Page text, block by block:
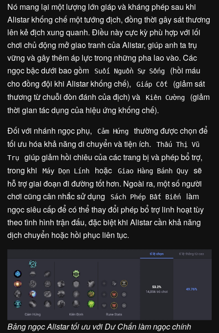
Nó mang lại một lượng lớn giáp và kháng phép sau khi
Alistar khống chế một tướng địch, đồng thời gây sát thương
lên kẻ địch xung quanh. Điều này cực kỳ phù hợp với lối
chơi chủ động mở giao tranh của Alistar, giúp anh ta trụ
vững và gây thêm áp lực trong những pha lao vào. Các
ngọc bậc dưới bao gồm
Suối Nguồn Sự Sống
(hồi máu
cho đồng đội khi Alistar khống chế),
Giáp Cốt
(giảm sát
thương từ chuỗi đòn đánh của địch) và
Kiên Cường
(giảm
thời gian tác dụng của hiệu ứng khống chế).
Đối với nhánh ngọc phụ,
Cảm Hứng
thường được chọn để
tối ưu hóa khả năng di chuyển và tiện ích.
Thấu Thị Vũ
Trụ
giúp giảm hồi chiêu của các trang bị và phép bổ trợ,
trong khi
Máy Dọn Lính hoặc Giao Hàng Bánh Quy
sẽ
hỗ trợ giai đoạn đi đường tốt hơn. Ngoài ra, một số người
chơi cũng cân nhắc sử dụng
Sách Phép Bất Biến
làm
ngọc siêu cấp để có thể thay đổi phép bổ trợ linh hoạt tùy
theo tình hình trận đấu, đặc biệt khi Alistar cần khả năng
dịch chuyển hoặc hồi phục liên tục.
Bảng ngọc Alistar tối ưu với Dư Chấn làm ngọc chính